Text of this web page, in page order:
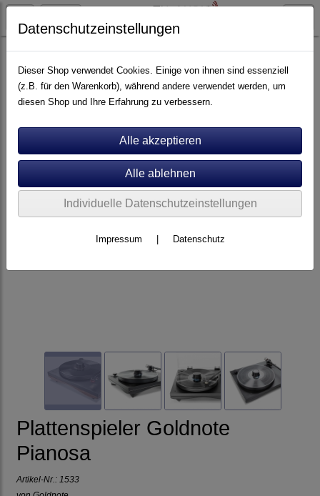
Artikel nach Marken F - O Goldnote
Plattenspieler Goldnote
Pianosa
Artikel-Nr.: 1533
Datenschutzeinstellungen
Dieser Shop verwendet Cookies. Einige von ihnen sind essenziell
(z.B. für den Warenkorb), während andere verwendet werden, um
diesen Shop und Ihre Erfahrung zu verbessern.
Individuelle Datenschutzeinstellungen
Impressum Datenschutz